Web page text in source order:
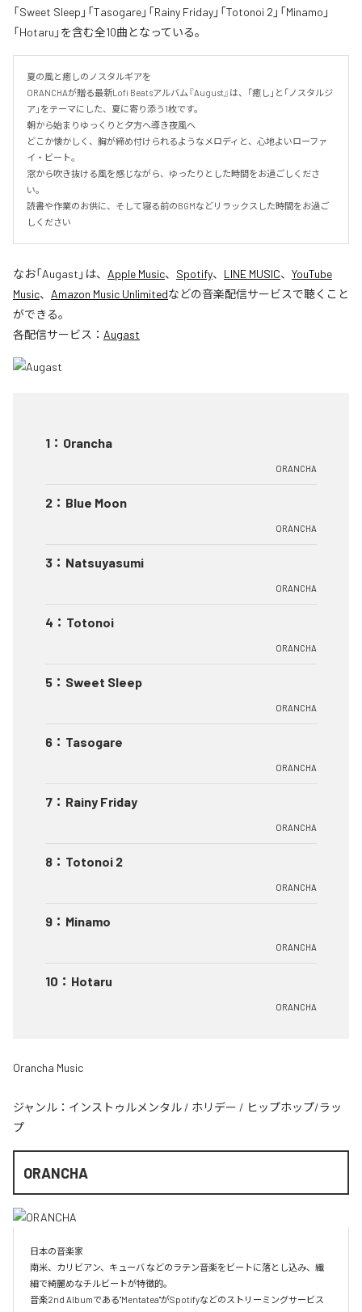
「Sweet Sleep」「Tasogare」「Rainy Friday」「Totonoi 2」「Minamo」
「Hotaru」を含む全10曲となっている。
夏の風と癒しのノスタルギアを
ORANCHAが贈る最新Lofi Beatsアルバム『August』は、「癒し」と「ノスタルジ
ア」をテーマにした、夏に寄り添う1枚です。
朝から始まりゆっくりと夕方へ導き夜風へ
どこか懐かしく、胸が締め付けられるようなメロディと、心地よいローファ
イ・ビート。
窓から吹き抜ける風を感じながら、ゆったりとした時間をお過ごしくださ
い。
読書や作業のお供に、そして寝る前のBGMなどリラックスした時間をお過ご
しください
なお「Augast 」は、 Apple Music、 Spotify、 LINE MUSIC、 YouTube
Music、 Amazon Music Unlimitedなどの音楽配信サービスで聴くこと
ができる。
各配信サービス： Augast
1 ： Orancha
ORANCHA
2 ： Blue Moon
ORANCHA
3 ： Natsuyasumi
ORANCHA
4 ： Totonoi
ORANCHA
5 ： Sweet Sleep
ORANCHA
6 ： Tasogare
ORANCHA
7 ： Rainy Friday
ORANCHA
8 ： Totonoi 2
ORANCHA
9 ： Minamo
ORANCHA
10 ： Hotaru
ORANCHA
Orancha Music
ジャンル： インストゥルメンタル / ホリデー / ヒップホップ/ラッ
プ
ORANCHA
日本の音楽家
南米、カリビアン、キューバ などのラテン音楽をビートに落とし込み、繊
細で綺麗めなチルビートが特徴的。
音楽2nd Albumである"Mentatea"がSpotifyなどのストリーミングサービス